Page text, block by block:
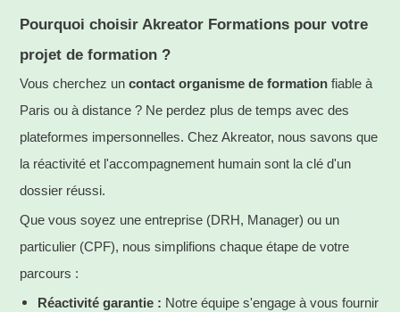
Pourquoi choisir Akreator Formations pour votre
projet de formation ?
Vous cherchez un contact organisme de formation fiable à
Paris ou à distance ? Ne perdez plus de temps avec des
plateformes impersonnelles. Chez Akreator, nous savons que
la réactivité et l'accompagnement humain sont la clé d'un
dossier réussi.
Que vous soyez une entreprise (DRH, Manager) ou un
particulier (CPF), nous simplifions chaque étape de votre
parcours :
Réactivité garantie : Notre équipe s'engage à vous fournir